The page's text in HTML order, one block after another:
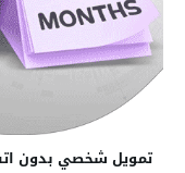
تمويل شخصي بدون